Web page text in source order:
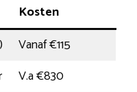
Kosten
Vanaf €115
V.a €830